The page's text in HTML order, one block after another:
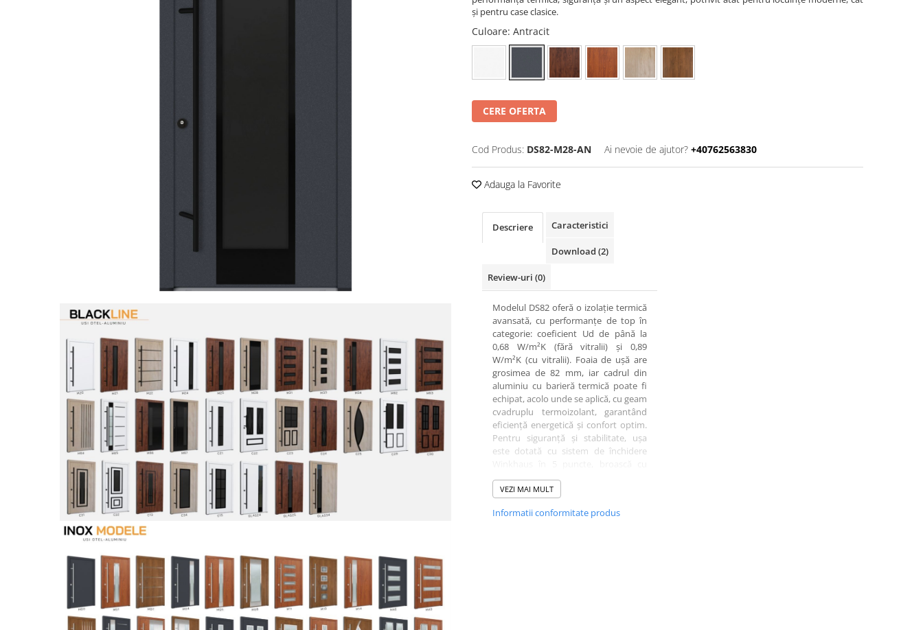
și pentru case clasice.
Culoare: Antracit
CERE OFERTA
Cod Produs: DS82-M28-AN Ai nevoie de ajutor? +40762563830
Adauga la Favorite
Descriere Caracteristici
Download (2)
Review-uri (0)
Modelul DS82 oferă o izolație termică
avansată, cu performanțe de top în
categorie: coeficient Ud de până la
0,68 W/m²K (fără vitralii) și 0,89
W/m²K (cu vitralii). Foaia de ușă are
grosimea de 82 mm, iar cadrul din
aluminiu cu barieră termică poate fi
echipat, acolo unde se aplică, cu geam
cvadruplu termoizolant, garantând
eficiență energetică și confort optim.
Pentru siguranță și stabilitate, ușa
este dotată cu sistem de închidere
cilindru și 5 chei, funcție antiefracție și
antipanică, rozete cu protecție anti-
reglabile 3D. Designul poate fi
VEZI MAI MULT
Informatii conformitate produs